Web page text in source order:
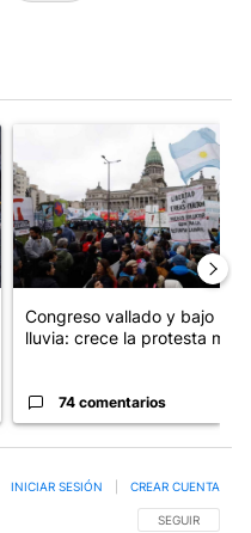
"La tensión frente al
Un artículo de tendencia
Congreso vallado y bajo la
lluvia: crece la protesta mi...
74 comentarios
SIGA ESTA
SEGUIR
INICIAR SESIÓN CREAR CUENTA